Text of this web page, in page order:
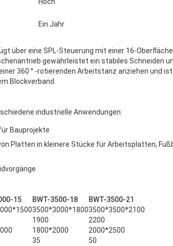
Ein Jahr
über eine SPL-Steuerung mit einer 16-
gewährleistet ein stabiles Schneiden
360 ° -rotierenden Arbeitstanz anziehen und
Blockverband.
industrielle Anwendungen:
Bauprojekte
Platten in kleinere Stücke für Arbeitsplatten,
15 BWT-3500-18
BWT-3500-21
3500*3000*18003500*3500*2100
1900
2200
1800*2000
2000*2500
35
50